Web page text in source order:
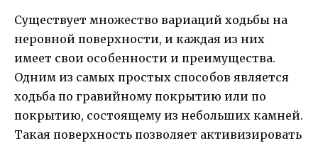
Существует множество вариаций ходьбы на
неровной поверхности, и каждая из них
имеет свои особенности и преимущества.
Одним из самых простых способов является
ходьба по гравийному покрытию или по
покрытию, состоящему из небольших камней.
Такая поверхность позволяет активизировать